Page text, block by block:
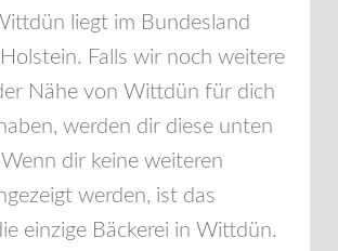
liegt im Bundesland
. Falls wir noch weitere
Nähe von Wittdün für dich
werden dir diese unten
dir keine weiteren
werden, ist das
einzige Bäckerei in Wittdün.